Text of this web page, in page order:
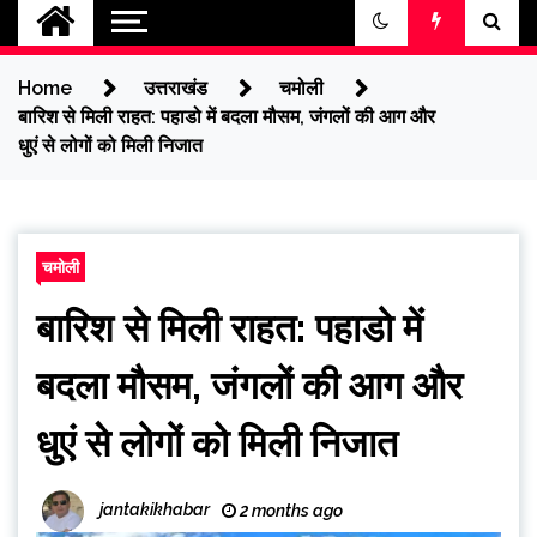
Home उत्तराखंड
चमोली
बारिश से मिली राहत: पहाडो में बदला मौसम, जंगलों की आग और
धुएं से लोगों को मिली निजात
चमोली
बारिश से मिली राहत: पहाडो में
बदला मौसम, जंगलों की आग और
धुएं से लोगों को मिली निजात
jantakikhabar 2 months ago